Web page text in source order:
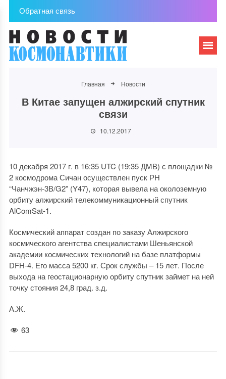
Обратная связь
Главная Новости
В Китае запущен алжирский спутник
связи
10.12.2017
10 декабря 2017 г. в 16:35 UTC (19:35 ДМВ) с площадки №
2 космодрома Сичан осуществлен пуск РН
“Чанчжэн-3В/G2” (Y47), которая вывела на околоземную
орбиту алжирский телекоммуникационный спутник
AlComSat-1.
Космический аппарат создан по заказу Алжирского
космического агентства специалистами Шеньянской
академии космических технологий на базе платформы
DFH-4. Его масса 5200 кг. Срок службы – 15 лет. После
выхода на геостационарную орбиту спутник займет на ней
точку стояния 24,8 град. з.д.
А.Ж.
63